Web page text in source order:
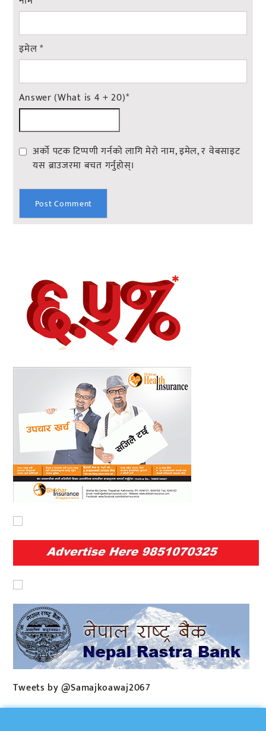
इमेल*
Answer (What is 4 + 20)*
अर्को पटक टिप्पणी गर्नको लागि मेरो नाम, इमेल, र वेबसाइट
यस ब्राउजरमा बचत गर्नुहोस्।
Tweets by @Samajkoawaj2067